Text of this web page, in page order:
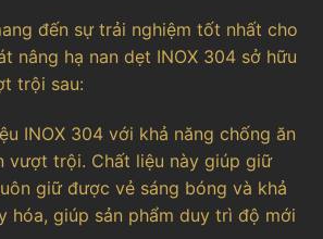
đến sự trải nghiệm tốt nhất cho
nâng hạ nan dẹt INOX 304 sở hữu
trội sau:
INOX 304 với khả năng chống ăn
vượt trội. Chất liệu này giúp giữ
giữ được vẻ sáng bóng và khả
hóa, giúp sản phẩm duy trì độ mới